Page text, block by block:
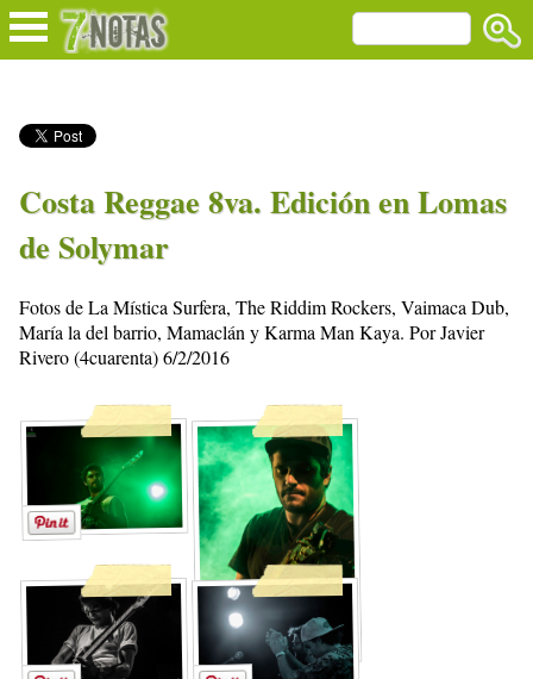
Costa Reggae 8va. Edición en Lomas
de Solymar
Fotos de La Mística Surfera, The Riddim Rockers, Vaimaca Dub,
María la del barrio, Mamaclán y Karma Man Kaya. Por Javier
Rivero (4cuarenta) 6/2/2016